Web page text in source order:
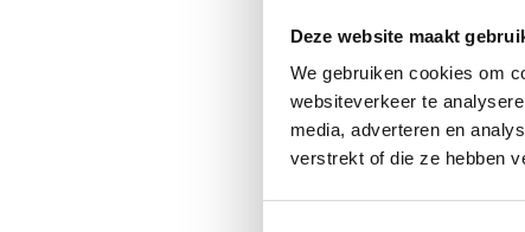
Deze website maakt
We gebruiken cookies om
websiteverkeer te
media, adverteren en
verstrekt of die ze hebben
Of lees een
Anders kan